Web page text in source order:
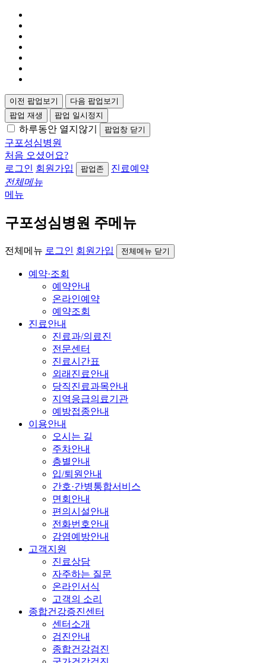
이전 팝업보기
다음 팝업보기
팝업 재생
팝업 일시정지
하루동안 열지않기 팝업창 닫기
구포성심병원
처음 오셨어요?
로그인 회원가입 팝업존
진료예약
전체메뉴
메뉴
구포성심병원 주메뉴
전체메뉴 로그인 회원가입 전체메뉴 닫기
예약·조회
예약안내
온라인예약
예약조회
진료안내
진료과/의료진
전문센터
진료시간표
외래진료안내
당직진료과목안내
지역응급의료기관
예방접종안내
이용안내
오시는 길
주차안내
층별안내
입/퇴원안내
간호·간병통합서비스
면회안내
편의시설안내
전화번호안내
감염예방안내
고객지원
진료상담
자주하는 질문
온라인서식
고객의 소리
종합건강증진센터
센터소개
검진안내
종합건강검진